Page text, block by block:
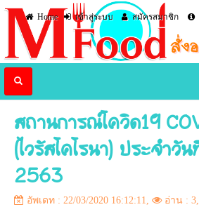
Home เข้าสู่ระบบ สมัครสมาชิก
สถานการณ์โควิด19
(ไวรัสโคโรนา) ประจำ
2563
อัพเดท : 22/03/2020 16:12:11, อ่าน :